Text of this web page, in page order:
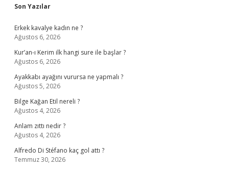
Sidebar
Son Yazılar
Erkek kavalye kadın ne ?
Ağustos 6, 2026
Kur’an-ı Kerim ilk hangi sure ile başlar ?
Ağustos 6, 2026
Ayakkabı ayağını vurursa ne yapmalı ?
Ağustos 5, 2026
Bilge Kağan Etil nereli ?
Ağustos 4, 2026
Anlam zıttı nedir ?
Ağustos 4, 2026
Alfredo Di Stéfano kaç gol attı ?
Temmuz 30, 2026